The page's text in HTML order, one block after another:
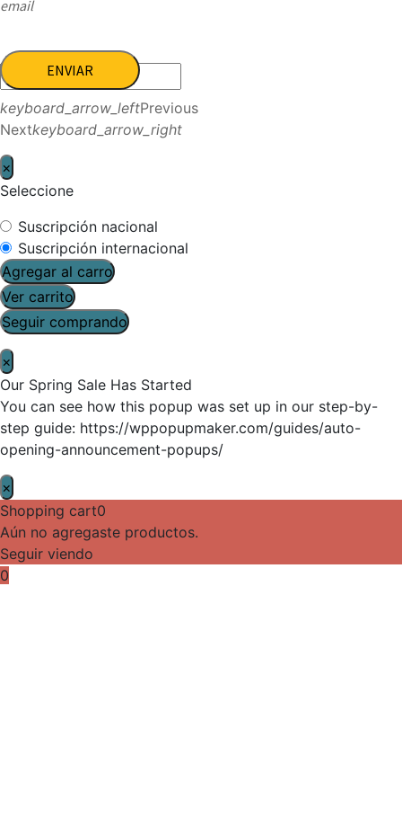
email
ENVIAR
keyboard_arrow_leftPrevious
Nextkeyboard_arrow_right
×
Seleccione
Suscripción nacional
Suscripción internacional
Agregar al carro
Ver carrito
Seguir comprando
×
Our Spring Sale Has Started
You can see how this popup was set up in our step-by-
step guide: https://wppopupmaker.com/guides/auto-
opening-announcement-popups/
×
Shopping cart0
Aún no agregaste productos.
Seguir viendo
0